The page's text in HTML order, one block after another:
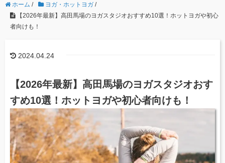
ホーム / ヨガ・ホットヨガ /
【2026年最新】高田馬場のヨガスタジオおすすめ10選！ホットヨガや初心
者向けも！
2024.04.24
【2026年最新】高田馬場のヨガスタジオおす
すめ10選！ホットヨガや初心者向けも！